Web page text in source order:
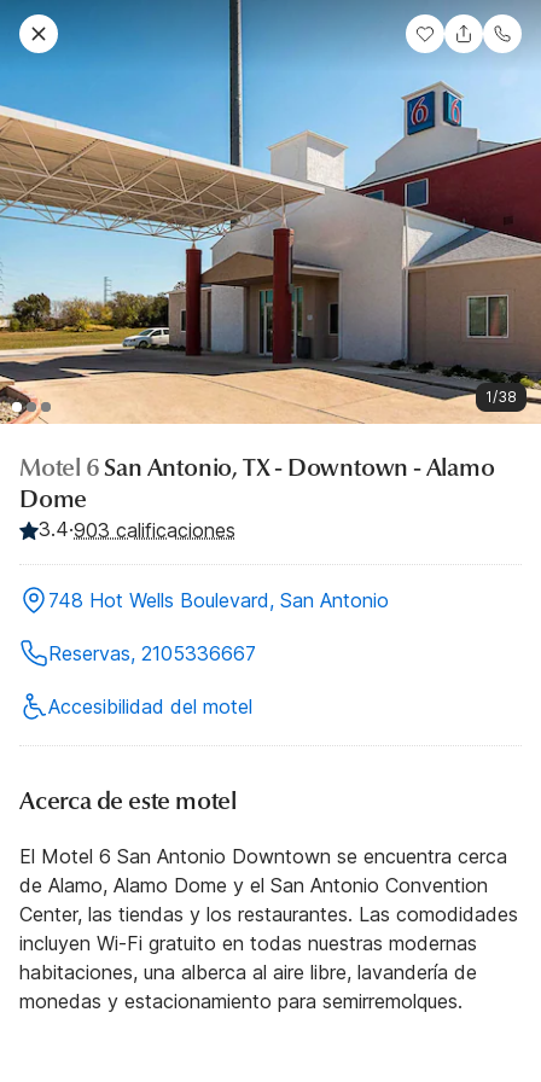
1/38
Motel 6San Antonio, TX - Downtown - Alamo
Dome
3.4·903 calificaciones
748 Hot Wells Boulevard, San Antonio
Reservas, 2105336667
Accesibilidad del motel
Acerca de este motel
El Motel 6 San Antonio Downtown se encuentra cerca
de Alamo, Alamo Dome y el San Antonio Convention
Center, las tiendas y los restaurantes. Las comodidades
incluyen Wi-Fi gratuito en todas nuestras modernas
habitaciones, una alberca al aire libre, lavandería de
monedas y estacionamiento para semirremolques.